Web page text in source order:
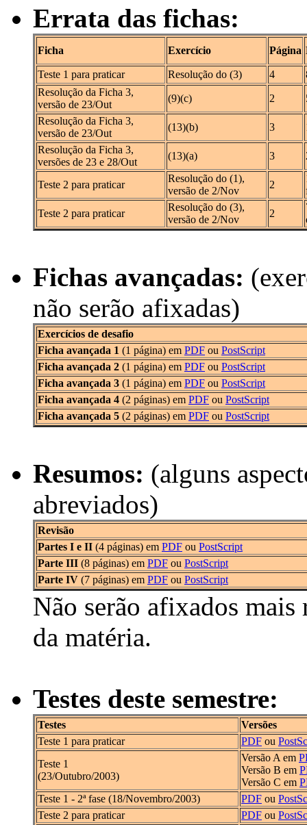
Errata das fichas:
Ficha Exercício Página
Teste 1 para praticar Resolução do (3) 4
Resolução da Ficha 3,
versão de 23/Out
(9)(c) 2
Resolução da Ficha 3,
versão de 23/Out
(13)(b) 3
Resolução da Ficha 3,
versões de 23 e 28/Out
(13)(a) 3
Teste 2 para praticar
Resolução do (1),
versão de 2/Nov
2
Teste 2 para praticar
Resolução do (3),
versão de 2/Nov
2
Fichas avançadas:
não serão afixadas)
Exercícios de desafio
Ficha avançada 1 (1 página) em PDF ou PostScript
Ficha avançada 2 (1 página) em PDF ou PostScript
Ficha avançada 3 (1 página) em PDF ou PostScript
Ficha avançada 4 (2 páginas) em PDF ou PostScript
Ficha avançada 5 (2 páginas) em PDF ou PostScript
Resumos: (alguns
abreviados)
Revisão
Partes I e II (4 páginas) em PDF ou PostScript
Parte III (8 páginas) em PDF ou PostScript
Parte IV (7 páginas) em PDF ou PostScript
Não serão afixados mais
da matéria.
Testes deste semestre:
Testes
Versões
Teste 1 para praticar
PDF ou
Teste 1
(23/Outubro/2003)
Versão A em
Versão B em
Versão C em
Teste 1 - 2ª fase (18/Novembro/2003)
PDF ou
Teste 2 para praticar
PDF ou